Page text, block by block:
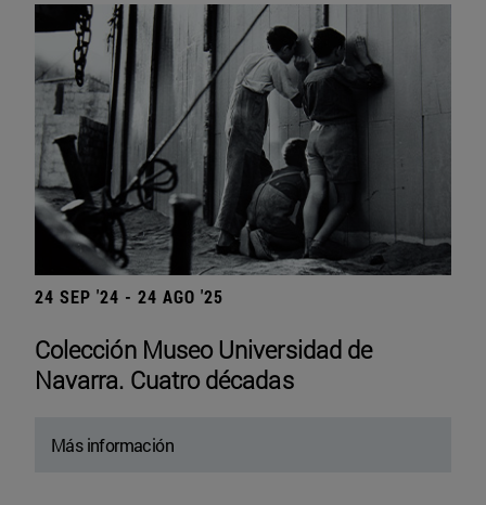
24 SEP '24 - 24 AGO '25
Colección Museo Universidad de
Navarra. Cuatro décadas
Más información